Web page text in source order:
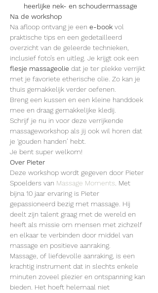
heerlijke nek- en schoudermassage
Na de workshop
Na afloop ontvang je een e-book vol
praktische tips en een gedetailleerd
overzicht van de geleerde technieken,
inclusief foto’s en uitleg. Je krijgt ook een
flesje massageolie dat je ter plekke verrijkt
met je favoriete etherische olie. Zo kan je
thuis gemakkelijk verder oefenen.
Breng een kussen en een kleine handdoek
mee en draag gemakkelijke kledij.
Schrijf je nu in voor deze verrijkende
massageworkshop als jij ook wil horen dat
je ‘gouden handen’ hebt.
Je bent super welkom!
Over Pieter
Deze workshop wordt gegeven door Pieter
Spoelders van Massage Moments . Met
bijna 10 jaar ervaring is Pieter
gepassioneerd bezig met massage. Hij
deelt zijn talent graag met de wereld en
heeft als missie om mensen met zichzelf
en elkaar te verbinden door middel van
massage en positieve aanraking.
Massage, of liefdevolle aanraking, is een
krachtig instrument dat in slechts enkele
minuten zoveel plezier en ontspanning kan
bieden. Het hoeft helemaal niet